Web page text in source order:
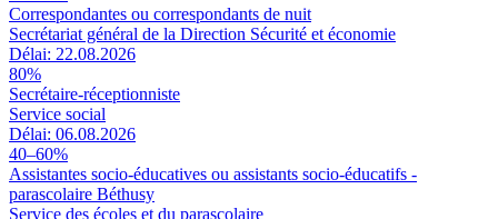
Correspondantes ou correspondants de nuit
Secrétariat général de la Direction Sécurité et économie
Délai: 22.08.2026
80%
Secrétaire-réceptionniste
Service social
Délai: 06.08.2026
40–60%
Assistantes socio-éducatives ou assistants socio-éducatifs -
parascolaire Béthusy
Service des écoles et du parascolaire